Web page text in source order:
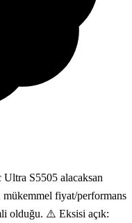
S5505 alacaksan
mükemmel fiyat/performans
olduğu. ⚠️ Eksisi açık: